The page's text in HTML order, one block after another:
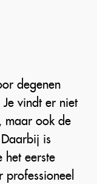
degenen
vindt er niet
maar ook de
is
het eerste